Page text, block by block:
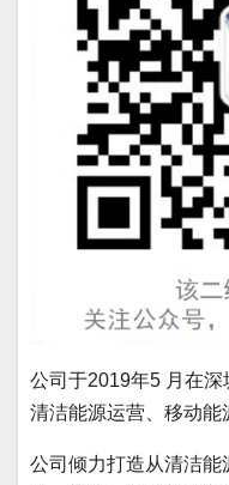
公司于2019年5 月在
清洁能源运营、移动能
公司倾力打造从清洁能